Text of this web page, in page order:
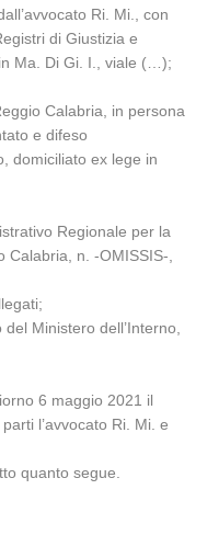
Ri. Mi., con
di Giustizia e
Ma. Di Gi. I., viale (…);
Calabria, in persona
e difeso
domiciliato ex lege in
Regionale per la
n. -OMISSIS-,
Ministero dell’Interno,
6 maggio 2021 il
l’avvocato Ri. Mi. e
quanto segue.